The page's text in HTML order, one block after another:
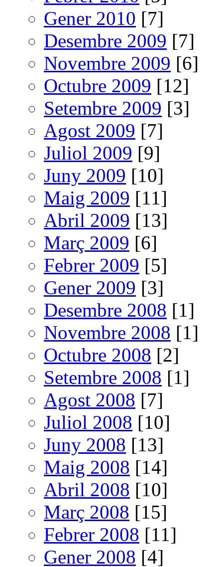
Gener 2010 [7]
Desembre 2009 [7]
Novembre 2009 [6]
Octubre 2009 [12]
Setembre 2009 [3]
Agost 2009 [7]
Juliol 2009 [9]
Juny 2009 [10]
Maig 2009 [11]
Abril 2009 [13]
Març 2009 [6]
Febrer 2009 [5]
Gener 2009 [3]
Desembre 2008 [1]
Novembre 2008 [1]
Octubre 2008 [2]
Setembre 2008 [1]
Agost 2008 [7]
Juliol 2008 [10]
Juny 2008 [13]
Maig 2008 [14]
Abril 2008 [10]
Març 2008 [15]
Febrer 2008 [11]
Gener 2008 [4]